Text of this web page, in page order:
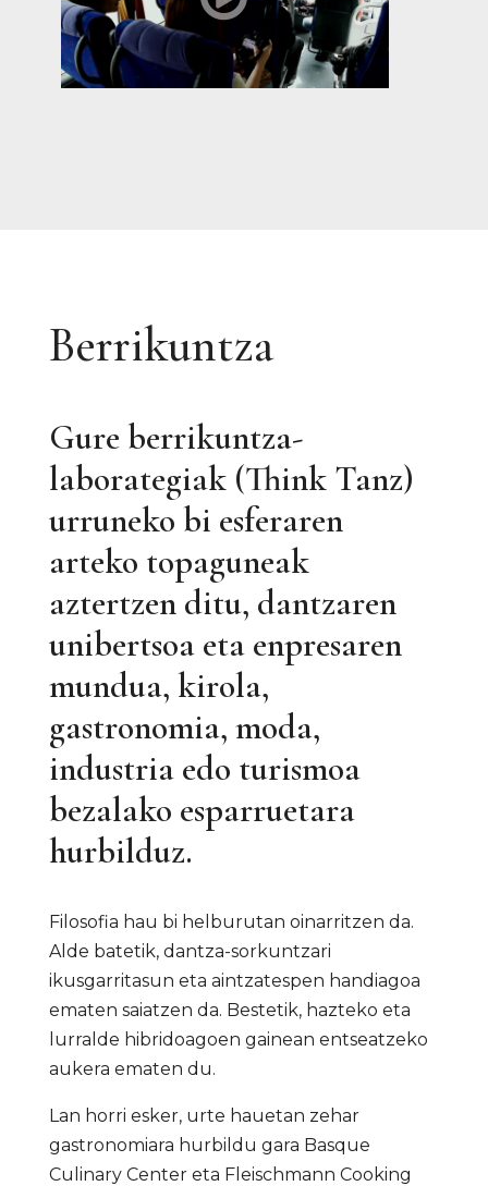
Berrikuntza
Gure berrikuntza-
laborategiak (Think Tanz)
urruneko bi esferaren
arteko topaguneak
aztertzen ditu, dantzaren
unibertsoa eta enpresaren
mundua, kirola,
gastronomia, moda,
industria edo turismoa
bezalako esparruetara
hurbilduz.
Filosofia hau bi helburutan oinarritzen da.
Alde batetik, dantza-sorkuntzari
ikusgarritasun eta aintzatespen handiagoa
ematen saiatzen da. Bestetik, hazteko eta
lurralde hibridoagoen gainean entseatzeko
aukera ematen du.
Lan horri esker, urte hauetan zehar
gastronomiara hurbildu gara Basque
Culinary Center eta Fleischmann Cooking